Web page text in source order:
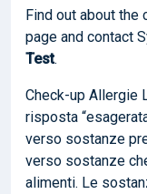
Find out about the
page and contact
Test.
Check-up Allergie
risposta
verso sostanze
verso sostanze
alimenti. Le